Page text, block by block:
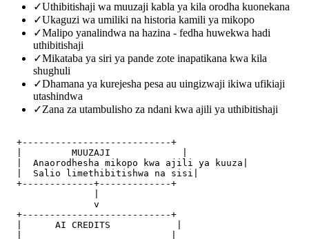
✓Uthibitishaji wa muuzaji kabla ya kila orodha kuonekana
✓Ukaguzi wa umiliki na historia kamili ya mikopo
✓Malipo yanalindwa na hazina - fedha huwekwa hadi
uthibitishaji
✓Mikataba ya siri ya pande zote inapatikana kwa kila
shughuli
✓Dhamana ya kurejesha pesa au uingizwaji ikiwa ufikiaji
utashindwa
✓Zana za utambulisho za ndani kwa ajili ya uthibitishaji
  +---------------------------+
  |         MUUZAJI             |
  |  Anaorodhesha mikopo kwa ajili ya kuuza|
  |  Salio limethibitishwa na sisi|
  +-------------+-------------+
                v
  +---------------------------+
  |      AI CREDITS            |